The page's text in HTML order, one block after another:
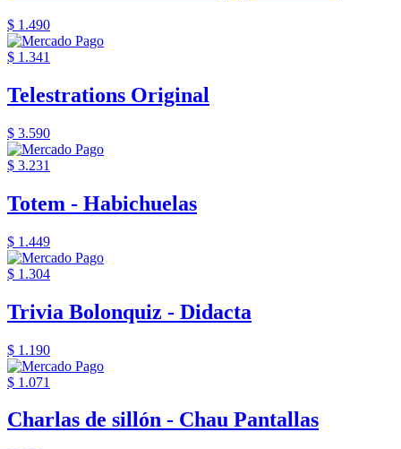
$ 1.490
$ 1.341
Telestrations Original
$ 3.590
$ 3.231
Totem - Habichuelas
$ 1.449
$ 1.304
Trivia Bolonquiz - Didacta
$ 1.190
$ 1.071
Charlas de sillón - Chau Pantallas